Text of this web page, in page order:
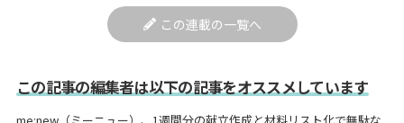
この連載の一覧へ
この記事の編集者は以下の記事をオススメしています